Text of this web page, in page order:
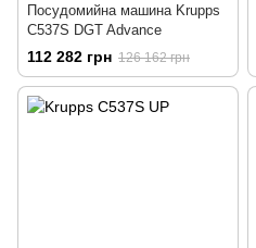
Посудомийна машина Krupps
C537S DGT Advance
112 282 грн 126 162 грн